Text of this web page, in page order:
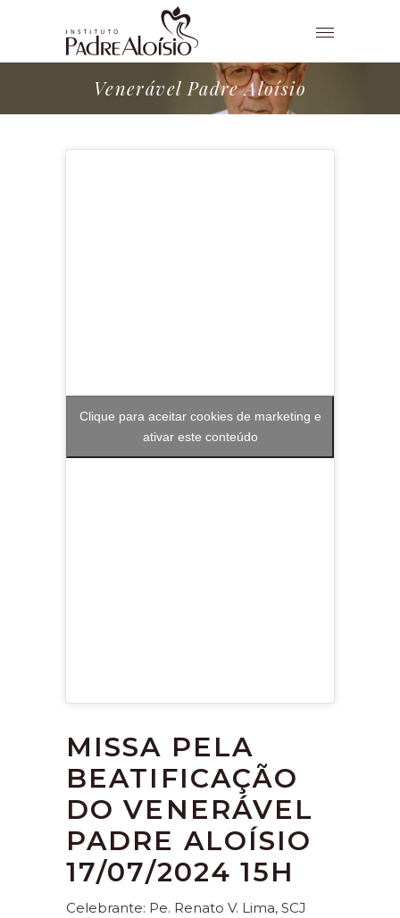
Venerável Padre Aloísio
Clique para aceitar cookies de marketing e
ativar este conteúdo
MISSA PELA
BEATIFICAÇÃO
DO VENERÁVEL
PADRE ALOÍSIO
17/07/2024 15H
Celebrante: Pe. Renato V. Lima, SCJ